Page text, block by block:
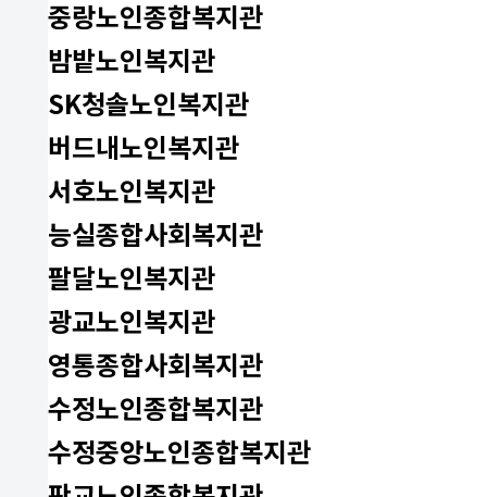
중랑노인종합복지관
밤밭노인복지관
SK청솔노인복지관
버드내노인복지관
서호노인복지관
능실종합사회복지관
팔달노인복지관
광교노인복지관
영통종합사회복지관
수정노인종합복지관
수정중앙노인종합복지관